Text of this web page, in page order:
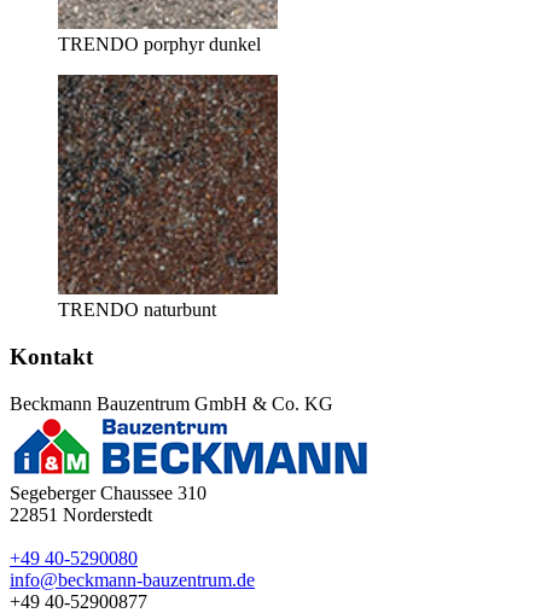
TRENDO porphyr dunkel
TRENDO naturbunt
Kontakt
Beckmann Bauzentrum GmbH & Co. KG
Segeberger Chaussee 310
22851 Norderstedt
+49 40-5290080
info@beckmann-bauzentrum.de
+49 40-52900877